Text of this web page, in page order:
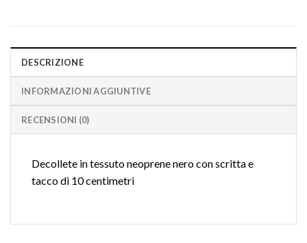
DESCRIZIONE
INFORMAZIONI AGGIUNTIVE
RECENSIONI (0)
Decollete in tessuto neoprene nero con scritta e
tacco di 10 centimetri